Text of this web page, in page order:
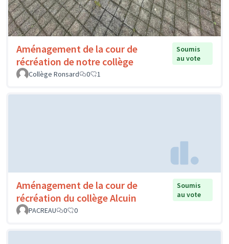
Aménagement de la cour de
récréation de notre collège
Soumis
au vote
Collège Ronsard
0 1
Aménagement de la cour de
récréation du collège Alcuin
Soumis
au vote
PACREAU
0 0